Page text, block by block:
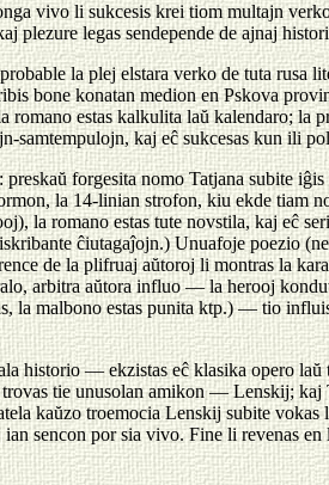
vivo li sukcesis krei tiom multajn
plezure legas sendepende de ajnaj
la plej elstara verko de tuta
bone konatan medion en Pskova
romano estas kalkulita laŭ kalendaro;
samtempulojn, kaj eĉ sukcesas kun ili
forgesita nomo Tatjana subite
la 14-linian strofon, kiu ekde tiam
la romano estas tute novstila, kaj eĉ
ĉiutagaĵojn.) Unuafoje poezio
de la plifruaj aŭtoroj li montras la
arbitra aŭtora influo — la herooj
la malbono estas punita ktp.) — tio
historio — ekzistas eĉ klasika opero
tie unusolan amikon — Lenskij; kaj
kaŭzo troemocia Lenskij subite
sencon por sia vivo. Fine li revenas